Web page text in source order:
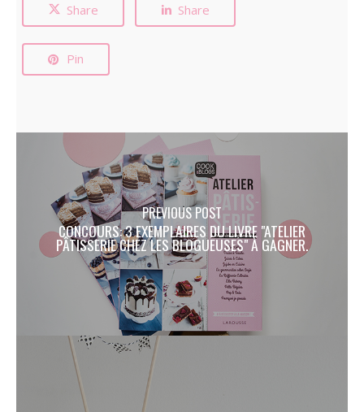
Share Share
Pin
PREVIOUS POST
CONCOURS: 3 EXEMPLAIRES DU LIVRE "ATELIER
PÂTISSERIE CHEZ LES BLOGUEUSES" À GAGNER.